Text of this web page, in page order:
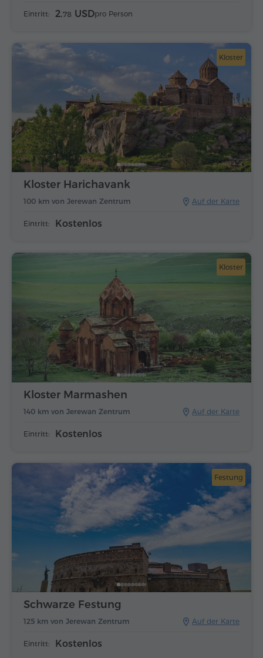
Eintritt: 2.78 USDpro Person
Kloster
Auf der Karte
100 km von Jerewan Zentrum
Kloster Harichavank
Eintritt: Kostenlos
Kloster
Auf der Karte
140 km von Jerewan Zentrum
Kloster Marmashen
Eintritt: Kostenlos
Festung
Auf der Karte
125 km von Jerewan Zentrum
Schwarze Festung
Eintritt: Kostenlos